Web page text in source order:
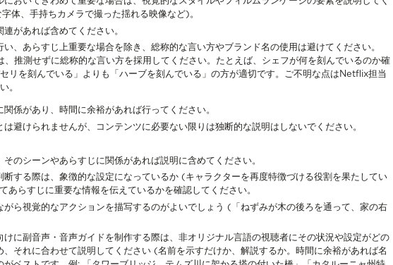
体、手持ちカメラで撮った揺れる映像など)。
があれば含めてください。
、あらすじ上重要な場合を除き、総称的な言い方やブランド名の使用は避けてください。
、推測せずに総称的な言い方を採用してください。たとえば、シェフが何を刻んでいるのか確
リを刻んでいる」よりも「ハーブを刻んでいる」の方が適切です。ご不明な点はNetflix担当
。
係があり、時間に余裕があれば行ってください。
避けられませんが、コンテンツに必要ない限りは独断的な説明はしないでください。
のシーンやあらすじに関係があれば説明に含めてください。
断する際は、象徴的な設定になっているか (キャラクターを再度特徴づける役割を果たしてい
あらすじに重要な情報を伝えているかを確認してください。
がら視覚的なアクションを描写するのがよいでしょう (「ねずみが木の後ろを通って、家の右
けに副音声・音声ガイドを制作する際は、非オリジナル言語の視聴者にその状況や設定がどの
、それに合わせて説明してください (名前を示すだけか、解説するか。時間に余裕があれば名